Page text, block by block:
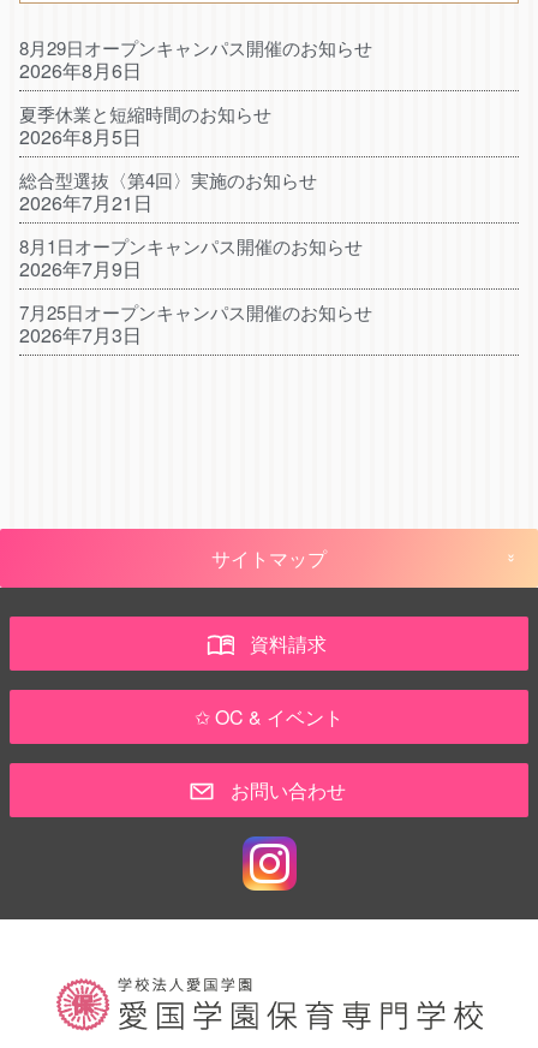
8月29日オープンキャンパス開催のお知らせ
2026年8月6日
夏季休業と短縮時間のお知らせ
2026年8月5日
総合型選抜〈第4回〉実施のお知らせ
2026年7月21日
8月1日オープンキャンパス開催のお知らせ
2026年7月9日
7月25日オープンキャンパス開催のお知らせ
2026年7月3日
サイトマップ
資料請求
✩ OC & イベント
お問い合わせ